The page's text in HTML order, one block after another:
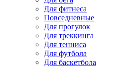
Для фитнеса
Повседневные
Для прогулок
Для треккинга
Для тенниса
Для футбола
Для баскетбола